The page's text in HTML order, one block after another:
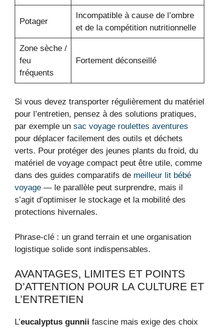
Potager
Incompatible à cause de l’ombre
et de la compétition nutritionnelle
Zone sèche /
feu
fréquents
Fortement déconseillé
Si vous devez transporter régulièrement du matériel
pour l’entretien, pensez à des solutions pratiques,
par exemple un sac voyage roulettes aventures
pour déplacer facilement des outils et déchets
verts. Pour protéger des jeunes plants du froid, du
matériel de voyage compact peut être utile, comme
dans des guides comparatifs de meilleur lit bébé
voyage — le parallèle peut surprendre, mais il
s’agit d’optimiser le stockage et la mobilité des
protections hivernales.
Phrase-clé : un grand terrain et une organisation
logistique solide sont indispensables.
AVANTAGES, LIMITES ET POINTS
D’ATTENTION POUR LA CULTURE ET
L’ENTRETIEN
L’eucalyptus gunnii fascine mais exige des choix